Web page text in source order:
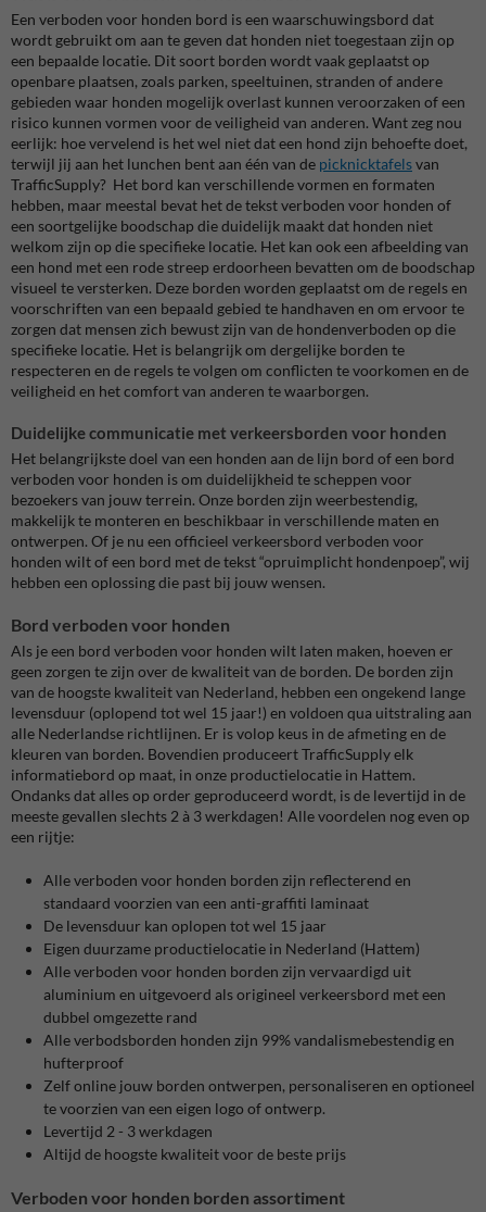
Een verboden voor honden bord is een waarschuwingsbord dat
wordt gebruikt om aan te geven dat honden niet toegestaan zijn op
een bepaalde locatie. Dit soort borden wordt vaak geplaatst op
openbare plaatsen, zoals parken, speeltuinen, stranden of andere
gebieden waar honden mogelijk overlast kunnen veroorzaken of een
risico kunnen vormen voor de veiligheid van anderen. Want zeg nou
eerlijk: hoe vervelend is het wel niet dat een hond zijn behoefte doet,
terwijl jij aan het lunchen bent aan één van de picknicktafelsvan
TrafficSupply? Het bord kan verschillende vormen en formaten
hebben, maar meestal bevat het de tekst verboden voor honden of
een soortgelijke boodschap die duidelijk maakt dat honden niet
welkom zijn op die specifieke locatie. Het kan ook een afbeelding van
een hond met een rode streep erdoorheen bevatten om de boodschap
visueel te versterken. Deze borden worden geplaatst om de regels en
voorschriften van een bepaald gebied te handhaven en om ervoor te
zorgen dat mensen zich bewust zijn van de hondenverboden op die
specifieke locatie. Het is belangrijk om dergelijke borden te
respecteren en de regels te volgen om conflicten te voorkomen en de
veiligheid en het comfort van anderen te waarborgen.
Duidelijke communicatie met verkeersborden voor honden
Het belangrijkste doel van een honden aan de lijn bord of een bord
verboden voor honden is om duidelijkheid te scheppen voor
bezoekers van jouw terrein. Onze borden zijn weerbestendig,
makkelijk te monteren en beschikbaar in verschillende maten en
ontwerpen. Of je nu een officieel verkeersbord verboden voor
honden wilt of een bord met de tekst “opruimplicht hondenpoep”, wij
hebben een oplossing die past bij jouw wensen.
Bord verboden voor honden
Als je een bord verboden voor honden wilt laten maken, hoeven er
geen zorgen te zijn over de kwaliteit van de borden. De borden zijn
van de hoogste kwaliteit van Nederland, hebben een ongekend lange
levensduur (oplopend tot wel 15 jaar!) en voldoen qua uitstraling aan
alle Nederlandse richtlijnen. Er is volop keus in de afmeting en de
kleuren van borden. Bovendien produceert TrafficSupply elk
informatiebord op maat, in onze productielocatie in Hattem.
Ondanks dat alles op order geproduceerd wordt, is de levertijd in de
meeste gevallen slechts 2 à 3 werkdagen! Alle voordelen nog even op
een rijtje:
Alle verboden voor honden borden zijn reflecterend en
standaard voorzien van een anti-graffiti laminaat
De levensduur kan oplopen tot wel 15 jaar
Eigen duurzame productielocatie in Nederland (Hattem)
Alle verboden voor honden borden zijn vervaardigd uit
aluminium en uitgevoerd als origineel verkeersbord met een
dubbel omgezette rand
Alle verbodsborden honden zijn 99% vandalismebestendig en
hufterproof
Zelf online jouw borden ontwerpen, personaliseren en optioneel
te voorzien van een eigen logo of ontwerp.
Levertijd 2 - 3 werkdagen
Altijd de hoogste kwaliteit voor de beste prijs
Verboden voor honden borden assortiment